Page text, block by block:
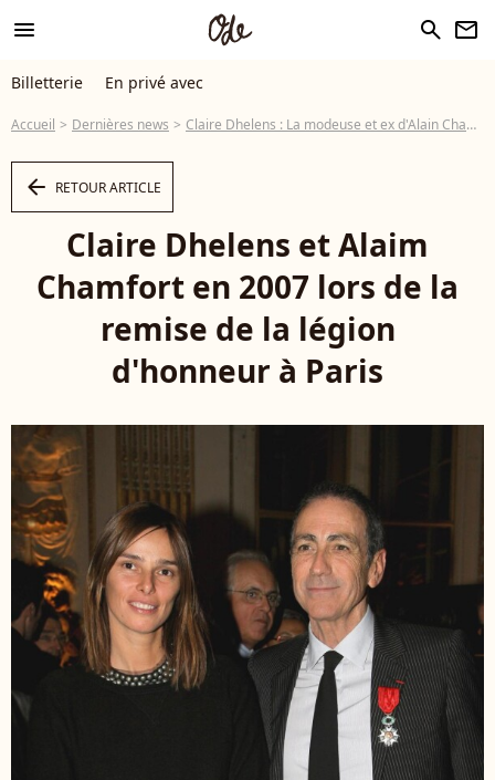
menu search newsletter
Billetterie En privé avec
Accueil Dernières news Claire Dhelens : La modeuse et ex d'Alain Chamfort présente son nouveau "bébé"!
arrow_left RETOUR ARTICLE
Claire Dhelens et Alaim
Chamfort en 2007 lors de la
remise de la légion
d'honneur à Paris